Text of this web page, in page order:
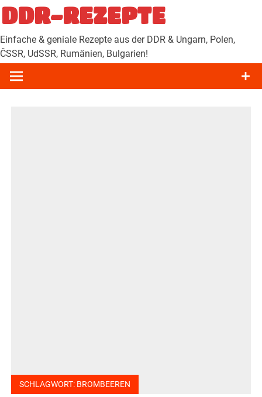
Zum
Inhalt
springen
DDR-REZEPTE
Einfache & geniale Rezepte aus der DDR & Ungarn, Polen,
ČSSR, UdSSR, Rumänien, Bulgarien!
SCHLAGWORT: BROMBEEREN